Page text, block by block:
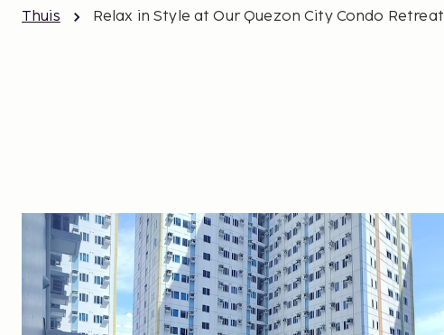
Thuis Relax in Style at Our Quezon City Condo Retreat